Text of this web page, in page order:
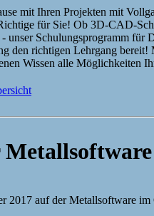
mit Ihren Projekten mit
für Sie! Ob 3D-CAD-
unser Schulungsprogramm für
den richtigen Lehrgang bereit!
Wissen alle Möglichkeiten
2017 auf der Metallsoftware